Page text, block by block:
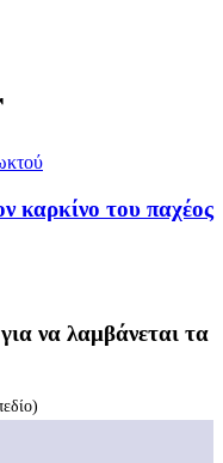
καρκίνο του παχέος
να λαμβάνεται τα